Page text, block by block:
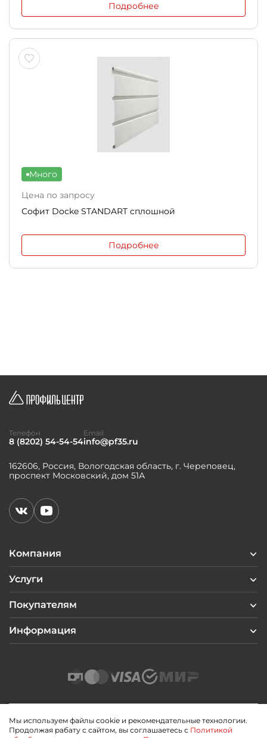
Подробнее
Много
Цена по запросу
Софит Docke STANDART сплошной
Подробнее
Компания
Услуги
Покупателям
Информация
162606, Россия, Вологодская область, г. Череповец,
проспект Московский, дом 51А
Телефон
8 (8202) 54-54-54
Email
info@pf35.ru
2026 © Профиль Центр
Мы используем файлы cookie и рекомендательные технологии.
Продолжая рабату с сайтом, вы соглашаетесь с Политикой